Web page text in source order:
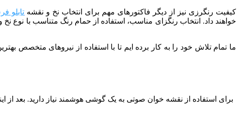
کیفیت رنگرزی نیز از دیگر فاکتورهای مهم برای انتخاب نخ و نقشه تابلو
خواهند داد. انتخاب رنگزای مناسب، استفاده از حمام رنگ متناسب با
برای استفاده از نقشه خوان صوتی به یک گوشی هوشمند نیاز دارید. بعد از